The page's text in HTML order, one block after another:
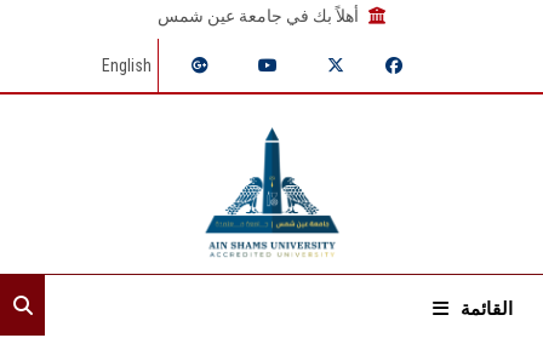
أهلاً بك في جامعة عين شمس
English
القائمة